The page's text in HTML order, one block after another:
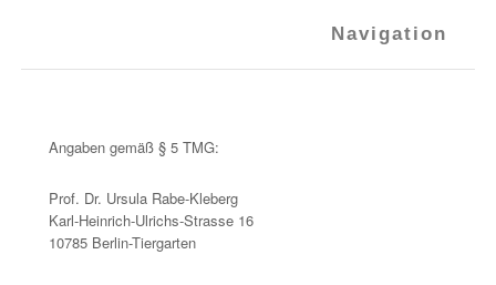
Navigation
Angaben gemäß § 5 TMG:
Prof. Dr. Ursula Rabe-Kleberg
Karl-Heinrich-Ulrichs-Strasse 16
10785 Berlin-Tiergarten